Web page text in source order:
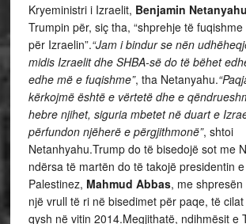
Kryeministri i Izraelit, Benjamin Netanyahu
Trumpin për, siç tha, “shprehje të
për Izraelin”.“Jam i bindur se nën
midis Izraelit dhe SHBA-së do të bëhet
edhe më e fuqishme”, tha Netanyahu.
kërkojmë është e vërtetë dhe e
hebre njihet, siguria mbetet në duart e
përfundon njëherë e përgjithmonë”, shtoi
Netanhyahu.Trump do të bisedojë sot me
ndërsa të martën do të takojë presidentin
Palestinez, Mahmud Abbas, me
një vrull të ri në bisedimet për paqe, të
qysh në vitin 2014.Megjithatë, ndihmësit e